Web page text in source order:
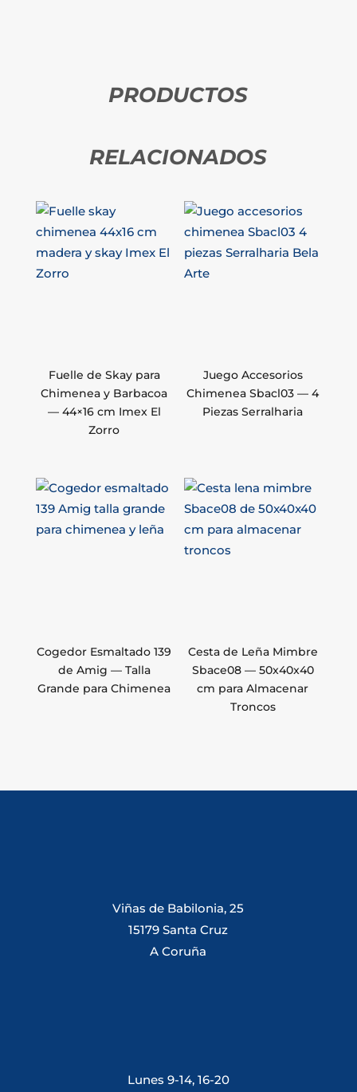
PRODUCTOS
RELACIONADOS
Fuelle de Skay para
Chimenea y Barbacoa
— 44×16 cm Imex El
Zorro
Juego Accesorios
Chimenea Sbacl03 — 4
Piezas Serralharia
Cogedor Esmaltado 139
de Amig — Talla
Grande para Chimenea
Cesta de Leña Mimbre
Sbace08 — 50x40x40
cm para Almacenar
Troncos
Viñas de Babilonia, 25
15179 Santa Cruz
A Coruña
Lunes 9-14, 16-20